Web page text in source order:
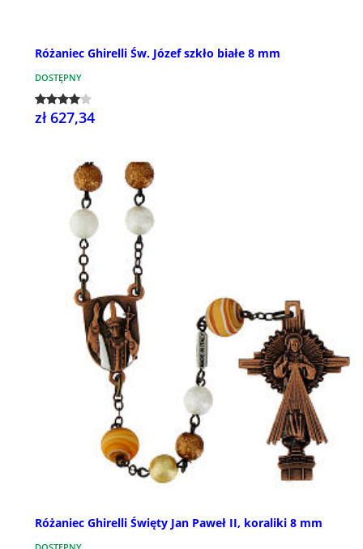
Różaniec Ghirelli Św. Józef szkło białe 8 mm
DOSTĘPNY
zł 627,34
Różaniec Ghirelli Święty Jan Paweł II, koraliki 8 mm